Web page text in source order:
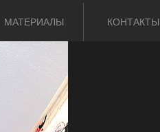
МАТЕРИАЛЫ КОНТАКТЫ